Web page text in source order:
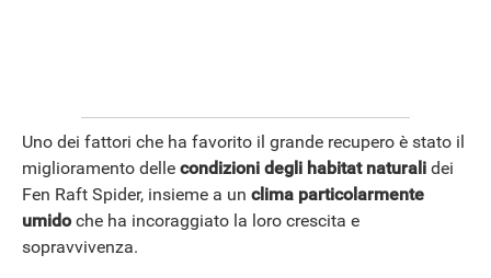
Uno dei fattori che ha favorito il grande recupero è stato il
miglioramento delle condizioni degli habitat naturali dei
Fen Raft Spider, insieme a un clima particolarmente
umidoche ha incoraggiato la loro crescita e
sopravvivenza.